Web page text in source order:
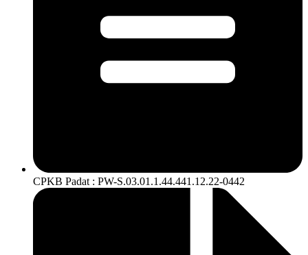
CPKB Padat : PW-S.03.01.1.44.441.12.22-0442